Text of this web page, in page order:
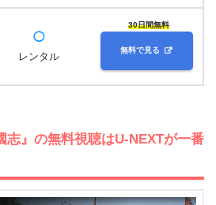
◯
レンタル
30日間無料
無料で見る
志』の無料視聴はU-NEXTが一番